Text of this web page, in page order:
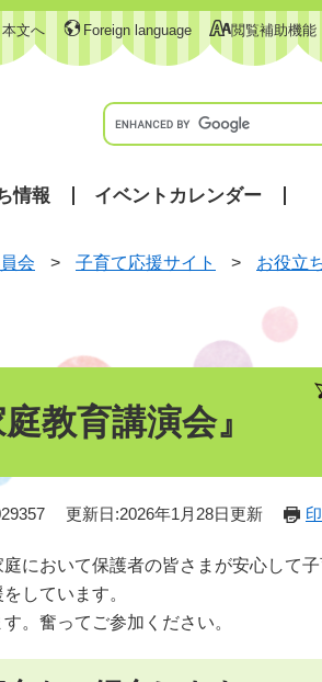
本文へ Foreign language 閲覧補助機能
情報 イベントカレンダー
会 > 子育て応援サイト > お役立
教育講演会』
更新日:2026年1月28日更新
において保護者の皆さまが安心して
しています。
。奮ってご参加ください。